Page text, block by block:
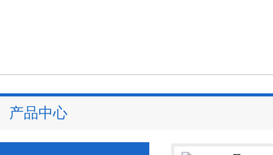
产品中心